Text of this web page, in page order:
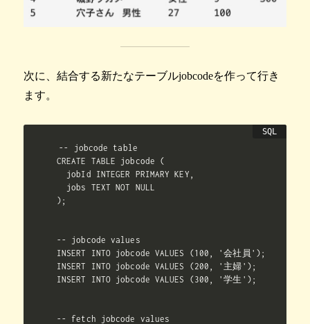
次に、結合する新たなテーブルjobcodeを作って行き
ます。
-- jobcode table
CREATE TABLE jobcode (
  jobId INTEGER PRIMARY KEY,
  jobs TEXT NOT NULL
);
-- jobcode values
INSERT INTO jobcode VALUES (100, '会社員');
INSERT INTO jobcode VALUES (200, '主婦');
INSERT INTO jobcode VALUES (300, '学生');
-- fetch jobcode values